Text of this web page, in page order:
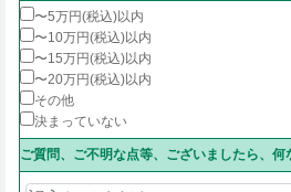
〜5万円(税込)以内
〜10万円(税込)以内
〜15万円(税込)以内
〜20万円(税込)以内
その他
決まっていない
ご質問、ご不明な点等、ございましたら、何